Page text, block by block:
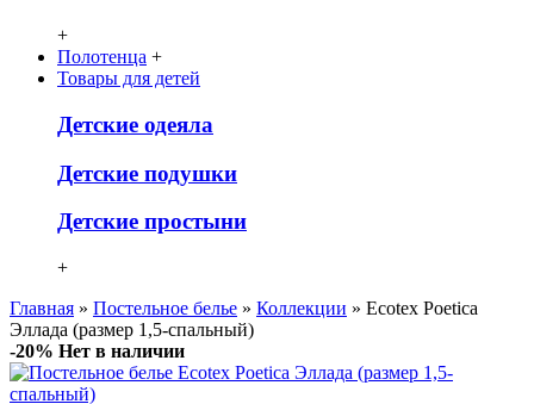
+
Полотенца +
Товары для детей
Детcкие одеяла
Детские подушки
Детские простыни
+
Главная » Постельное белье » Коллекции » Ecotex Poetica
Эллада (размер 1,5-спальный)
-20% Нет в наличии